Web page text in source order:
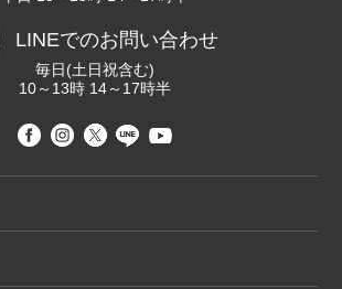
LINEでのお問い合わせ
毎日(土日祝含む)
10～13時 14～17時半